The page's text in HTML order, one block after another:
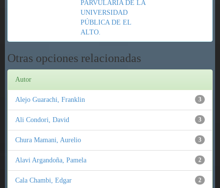
PARVULARIA DE LA
UNIVERSIDAD
PÚBLICA DE EL
ALTO.
Otras opciones relacionadas
Autor
3
Alejo Guarachi, Franklin
3
Ali Condori, David
3
Chura Mamani, Aurelio
2
Alavi Argandoña, Pamela
2
Cala Chambi, Edgar